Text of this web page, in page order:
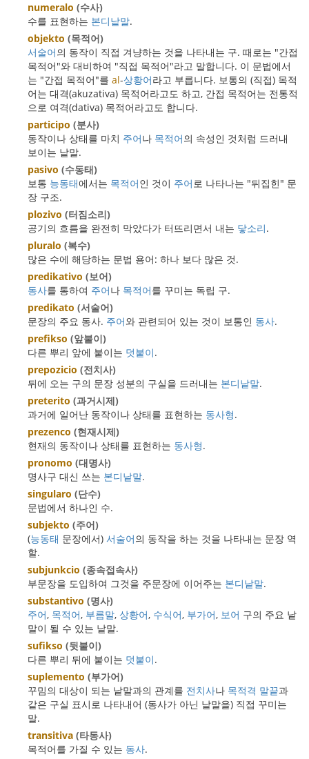
numeralo (수사)
수를 표현하는 본디낱말.
objekto (목적어)
서술어의 동작이 직접 겨냥하는 것을 나타내는 구. 때로는 "간접
목적어"와 대비하여 "직접 목적어"라고 말합니다. 이 문법에서
는 "간접 목적어"를 al-상황어라고 부릅니다. 보통의 (직접) 목적
어는 대격(akuzativa) 목적어라고도 하고, 간접 목적어는 전통적
으로 여격(dativa) 목적어라고도 합니다.
participo (분사)
동작이나 상태를 마치 주어나 목적어의 속성인 것처럼 드러내
보이는 낱말.
pasivo (수동태)
보통 능동태에서는 목적어인 것이 주어로 나타나는 "뒤집힌" 문
장 구조.
plozivo (터짐소리)
공기의 흐름을 완전히 막았다가 터뜨리면서 내는 닿소리.
pluralo (복수)
많은 수에 해당하는 문법 용어: 하나 보다 많은 것.
predikativo (보어)
동사를 통하여 주어나 목적어를 꾸미는 독립 구.
predikato (서술어)
문장의 주요 동사. 주어와 관련되어 있는 것이 보통인 동사.
prefikso (앞붙이)
다른 뿌리 앞에 붙이는 덧붙이.
prepozicio (전치사)
뒤에 오는 구의 문장 성분의 구실을 드러내는 본디낱말.
preterito (과거시제)
과거에 일어난 동작이나 상태를 표현하는 동사형.
prezenco (현재시제)
현재의 동작이나 상태를 표현하는 동사형.
pronomo (대명사)
명사구 대신 쓰는 본디낱말.
singularo (단수)
문법에서 하나인 수.
subjekto (주어)
(능동태 문장에서) 서술어의 동작을 하는 것을 나타내는 문장 역
할.
subjunkcio (종속접속사)
부문장을 도입하여 그것을 주문장에 이어주는 본디낱말.
substantivo (명사)
주어, 목적어, 부름말, 상황어, 수식어, 부가어, 보어 구의 주요 낱
말이 될 수 있는 낱말.
sufikso (뒷붙이)
다른 뿌리 뒤에 붙이는 덧붙이.
suplemento (부가어)
꾸밈의 대상이 되는 낱말과의 관계를 전치사나 목적격 말끝과
같은 구실 표시로 나타내어 (동사가 아닌 낱말을) 직접 꾸미는
말.
transitiva (타동사)
목적어를 가질 수 있는 동사.